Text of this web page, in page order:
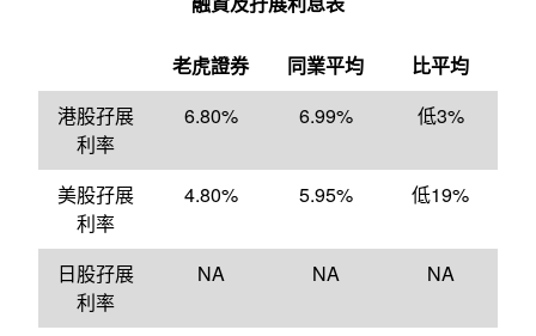
老虎證券 同業平均
比平均
港股孖展
利率
6.80% 6.99% 低3%
美股孖展
利率
4.80% 5.95% 低19%
日股孖展
利率
NA NA NA